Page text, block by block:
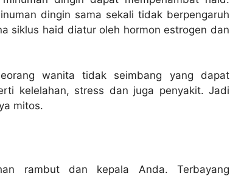
dingin sama sekali tidak berpengaruh
siklus haid diatur oleh hormon estrogen dan
wanita tidak seimbang yang dapat
kelelahan, stress dan juga penyakit. Jadi
mitos.
rambut dan kepala Anda. Terbayang